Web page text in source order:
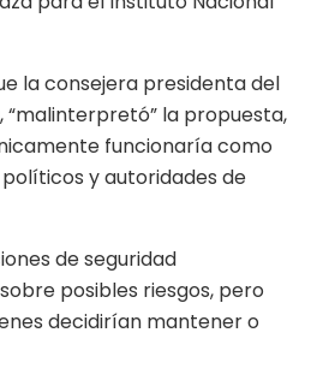
la consejera presidenta del
“malinterpretó” la propuesta,
funcionaría como
y autoridades de
de seguridad
posibles riesgos, pero
decidirían mantener o